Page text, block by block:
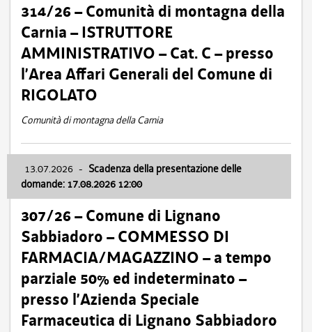
314/26 – Comunità di montagna della
Carnia – ISTRUTTORE
AMMINISTRATIVO – Cat. C – presso
l’Area Affari Generali del Comune di
RIGOLATO
Comunità di montagna della Carnia
13.07.2026 - Scadenza della presentazione delle
domande: 17.08.2026 12:00
307/26 – Comune di Lignano
Sabbiadoro – COMMESSO DI
FARMACIA/MAGAZZINO – a tempo
parziale 50% ed indeterminato –
presso l’Azienda Speciale
Farmaceutica di Lignano Sabbiadoro